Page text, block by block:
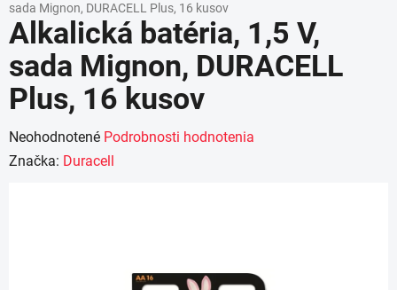
Domov
sada Mignon, DURACELL Plus, 16 kusov
Alkalická batéria, 1,5 V,
sada Mignon, DURACELL
Plus, 16 kusov
Priemerné
hodnotenie
Neohodnotené Podrobnosti hodnotenia
Značka: Duracell